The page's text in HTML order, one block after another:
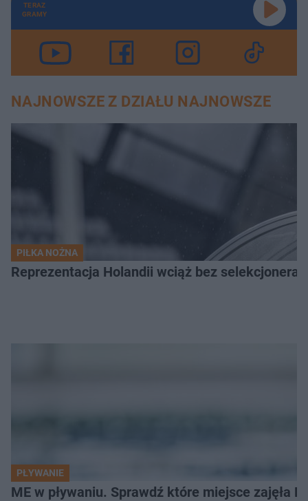
TERAZ
GRAMY
NAJNOWSZE Z DZIAŁU NAJNOWSZE
PIŁKA NOŻNA
Reprezentacja Holandii wciąż bez
PŁYWANIE
ME w pływaniu. Sprawdź które miejsce zajęła